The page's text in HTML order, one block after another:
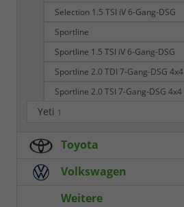
Selection 1.5 TSI iV 6-Gang-DSG
Sportline
Sportline 1.5 TSI iV 6-Gang-DSG
Sportline 2.0 TDI 7-Gang-DSG 4x4
Sportline 2.0 TSI 7-Gang-DSG 4x4
Yeti 1
Toyota
Volkswagen
Weitere